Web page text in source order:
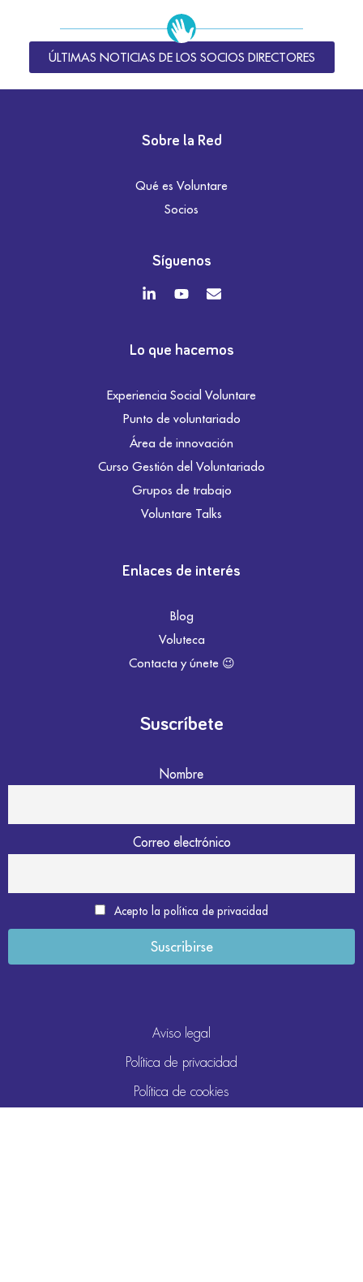
ÚLTIMAS NOTICIAS DE LOS SOCIOS DIRECTORES
Sobre la Red
Qué es Voluntare
Socios
Síguenos
Lo que hacemos
Experiencia Social Voluntare
Punto de voluntariado
Área de innovación
Curso Gestión del Voluntariado
Grupos de trabajo
Voluntare Talks
Enlaces de interés
Blog
Voluteca
Contacta y únete 😉
Suscríbete
Nombre
Correo electrónico
Acepto la política de privacidad
Aviso legal
Política de privacidad
Política de cookies